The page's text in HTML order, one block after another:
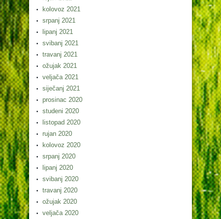
kolovoz 2021
srpanj 2021
lipanj 2021
svibanj 2021
travanj 2021
ožujak 2021
veljača 2021
siječanj 2021
prosinac 2020
studeni 2020
listopad 2020
rujan 2020
kolovoz 2020
srpanj 2020
lipanj 2020
svibanj 2020
travanj 2020
ožujak 2020
veljača 2020